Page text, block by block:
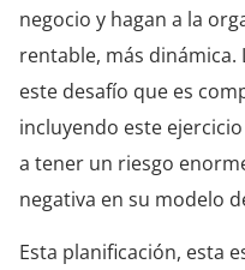
negocio y hagan a la
rentable, más dinámica.
este desafío que es
incluyendo este
a tener un riesgo
negativa en su modelo
Esta planificación, esta